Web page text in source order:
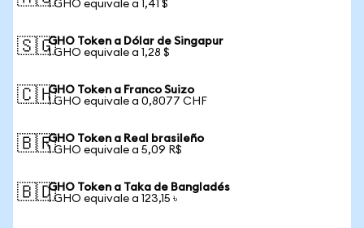
1 GHO equivale a 1,41 $
🇸🇬GHO Token a Dólar de Singapur
1 GHO equivale a 1,28 $
🇨🇭GHO Token a Franco Suizo
1 GHO equivale a 0,8077 CHF
🇧🇷GHO Token a Real brasileño
1 GHO equivale a 5,09 R$
🇧🇩GHO Token a Taka de Bangladés
1 GHO equivale a 123,15 ৳